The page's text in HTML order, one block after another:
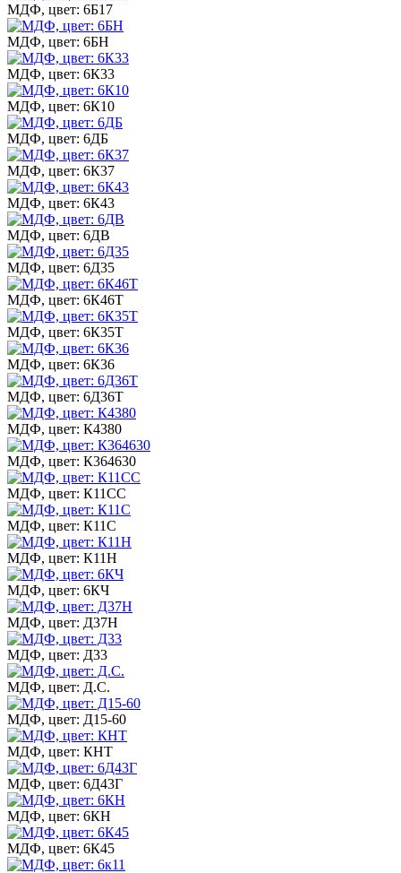
МДФ, цвет: 6Б17
МДФ, цвет: 6БН
МДФ, цвет: 6К33
МДФ, цвет: 6К10
МДФ, цвет: 6ДБ
МДФ, цвет: 6К37
МДФ, цвет: 6К43
МДФ, цвет: 6ДВ
МДФ, цвет: 6Д35
МДФ, цвет: 6К46Т
МДФ, цвет: 6К35Т
МДФ, цвет: 6К36
МДФ, цвет: 6Д36Т
МДФ, цвет: К4380
МДФ, цвет: К364630
МДФ, цвет: К11СС
МДФ, цвет: К11С
МДФ, цвет: К11Н
МДФ, цвет: 6КЧ
МДФ, цвет: Д37Н
МДФ, цвет: Д33
МДФ, цвет: Д.С.
МДФ, цвет: Д15-60
МДФ, цвет: КНТ
МДФ, цвет: 6Д43Г
МДФ, цвет: 6КН
МДФ, цвет: 6К45